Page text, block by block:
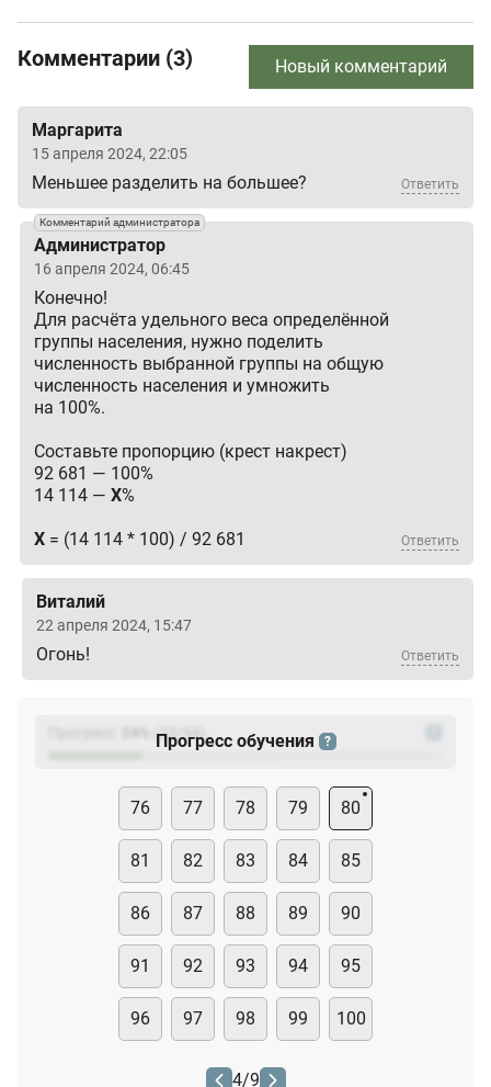
Комментарии (3) Новый комментарий
Маргарита
15 апреля 2024, 22:05
Меньшее разделить на большее? Ответить
Комментарий администратора
Администратор
16 апреля 2024, 06:45
Конечно!
Для расчёта удельного веса определённой
группы населения, нужно поделить
численность выбранной группы на общую
численность населения и умножить
на 100%.
Составьте пропорцию (крест накрест)
92 681 — 100%
14 114 — X%
X = (14 114 * 100) / 92 681 Ответить
Виталий
22 апреля 2024, 15:47
Огонь! Ответить
(23
Прогресс обучения ?
76 77 78 79 80
81 82 83 84 85
86 87 88 89 90
91 92 93 94 95
96 97 98 99 100
4/9